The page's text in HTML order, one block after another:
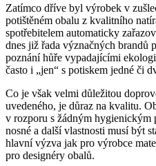
Zatímco dříve byl výrobek v
potištěném obalu z kvalitního
spotřebitelem automaticky
dnes již řada význačných brandů
poznání hůře vypadajícími
často i „jen“ s potiskem jedné či
Co je však velmi důležitou
uvedeného, je důraz na kvalitu.
v rozporu s žádným hygienickým
nosné a další vlastnosti musí být
hlavní výzva jak pro výrobce
pro designéry obalů.